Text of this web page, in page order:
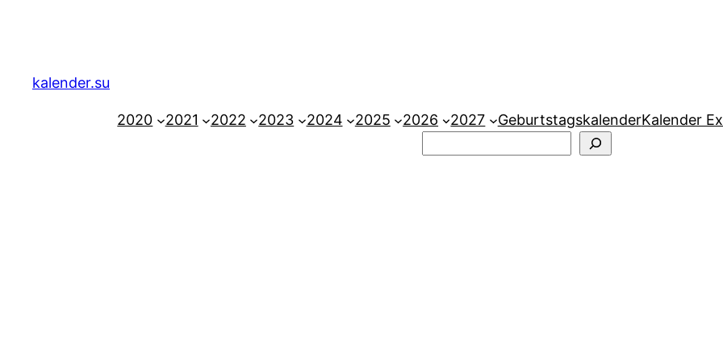
kalender.su
2020 2021 2022 2023 2024 2025 2026 2027 GeburtstagskalenderKalender